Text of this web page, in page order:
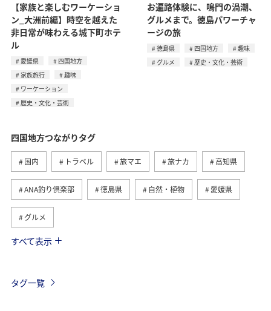
【家族と楽しむワーケーショ
ン_大洲前編】時空を越えた
非日常が味わえる城下町ホテ
ル
愛媛県
四国地方
家族旅行
趣味
ワーケーション
歴史・文化・芸術
お遍路体験に、鳴門の渦潮、
グルメまで。徳島パワーチャ
ージの旅
徳島県 四国地方
趣味
グルメ
歴史・文化・芸術
四国地方つながりタグ
国内 トラベル 旅マエ 旅ナカ 高知県
ANA釣り倶楽部 徳島県 自然・植物 愛媛県
グルメ
趣味
すべて表示
タグ一覧